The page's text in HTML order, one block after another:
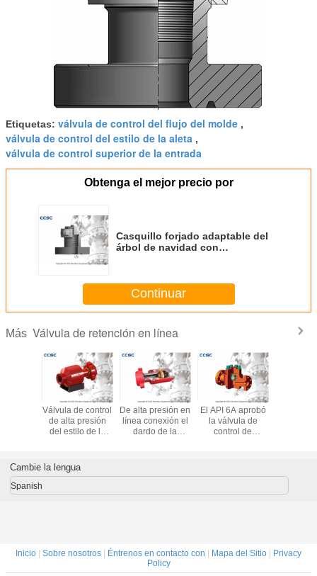
Etiquetas: válvula de control del flujo del molde ,
válvula de control del estilo de la aleta ,
válvula de control superior de la entrada
Obtenga el mejor precio por
Casquillo forjado adaptable del
árbol de navidad con
Continuar
Más Válvula de retención en línea
Válvula de control
de alta presión
del estilo de la
resistente a la
corrosión
De alta presión en
línea conexión el
dardo de la
unión del
El API 6A aprobó
la válvula de
control de
actuar
Cambie la lengua
Spanish
Inicio | Sobre nosotros | Éntrenos en contacto con | Mapa del Sitio | Privacy
Policy